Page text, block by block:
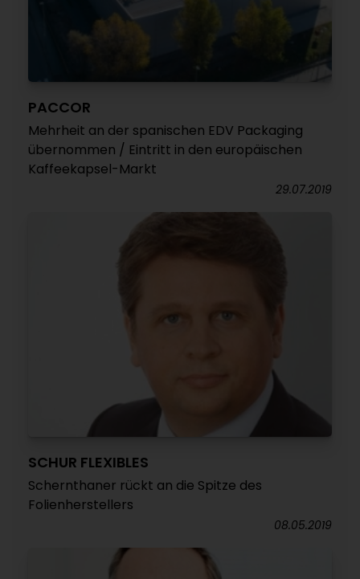
PACCOR
Mehrheit an der spanischen EDV Packaging
übernommen / Eintritt in den europäischen
Kaffeekapsel-Markt
29.07.2019
SCHUR FLEXIBLES
Schernthaner rückt an die Spitze des
Folienherstellers
08.05.2019